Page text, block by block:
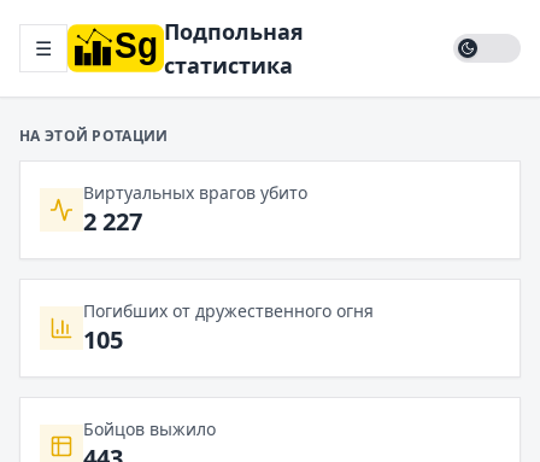
☰
Подпольная
статистика
НА ЭТОЙ РОТАЦИИ
Виртуальных врагов убито
2 227
Погибших от дружественного огня
105
Бойцов выжило